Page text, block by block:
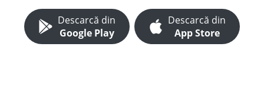
Descarcă din
Google Play
Descarcă din
App Store